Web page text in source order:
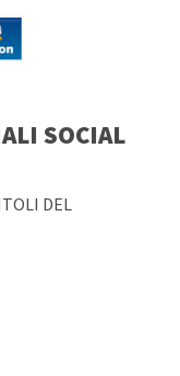
SOCIAL
DEL